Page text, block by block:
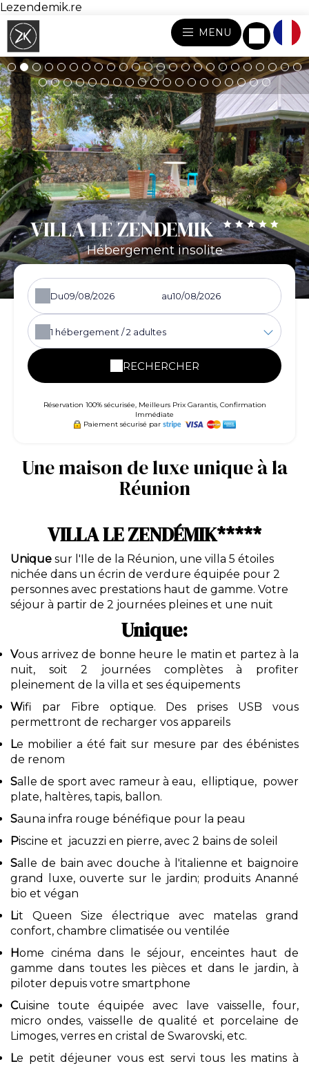
Lezendemik.re
MENU
VILLA LE ZENDEMIK
Hébergement insolite
Du au
1 hébergement /2 adultes
RECHERCHER
Réservation 100% sécurisée, Meilleurs Prix Garantis, Confirmation
Immédiate
Paiement sécurisé par
Une maison de luxe unique à la
Réunion
VILLA LE ZENDÉMIK*****
Unique sur l'Ile de la Réunion, une villa 5 étoiles
nichée dans un écrin de verdure équipée pour 2
personnes avec prestations haut de gamme. Votre
séjour à partir de 2 journées pleines et une nuit
Unique:
Vous arrivez de bonne heure le matin et partez à la
nuit, soit 2 journées complètes à profiter
pleinement de la villa et ses équipements
Wifi par Fibre optique. Des prises USB vous
permettront de recharger vos appareils
Le mobilier a été fait sur mesure par des ébénistes
de renom
Salle de sport avec rameur à eau, elliptique, power
plate, haltères, tapis, ballon.
Sauna infra rouge bénéfique pour la peau
Piscine et jacuzzi en pierre, avec 2 bains de soleil
Salle de bain avec douche à l'italienne et baignoire
grand luxe, ouverte sur le jardin; produits Ananné
bio et végan
Lit Queen Size électrique avec matelas grand
confort, chambre climatisée ou ventilée
Home cinéma dans le séjour, enceintes haut de
gamme dans toutes les pièces et dans le jardin, à
piloter depuis votre smartphone
Cuisine toute équipée avec lave vaisselle, four,
micro ondes, vaisselle de qualité et porcelaine de
Limoges, verres en cristal de Swarovski, etc.
Le petit déjeuner vous est servi tous les matins à